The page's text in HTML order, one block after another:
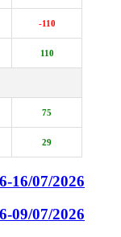
-110
110
75
29
16/07/2026
09/07/2026